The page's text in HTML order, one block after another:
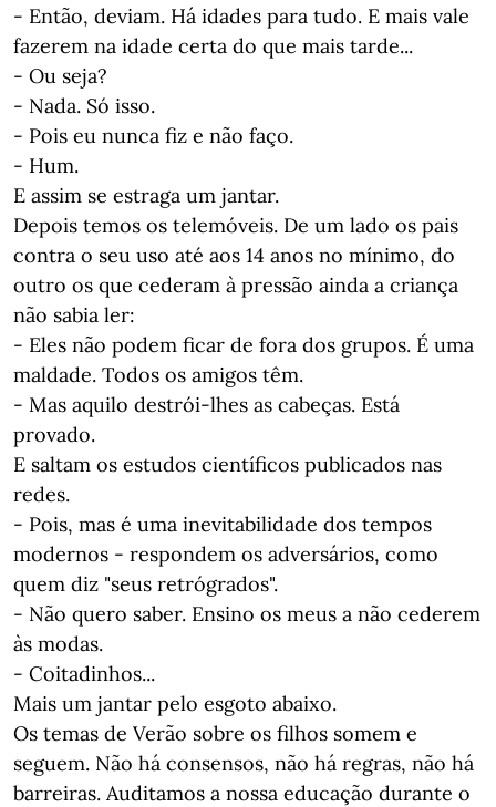
- Então, deviam. Há idades para tudo. E mais vale
fazerem na idade certa do que mais tarde...
- Ou seja?
- Nada. Só isso.
- Pois eu nunca fiz e não faço.
- Hum.
E assim se estraga um jantar.
Depois temos os telemóveis. De um lado os pais
contra o seu uso até aos 14 anos no mínimo, do
outro os que cederam à pressão ainda a criança
não sabia ler:
- Eles não podem ficar de fora dos grupos. É uma
maldade. Todos os amigos têm.
- Mas aquilo destrói-lhes as cabeças. Está
provado.
E saltam os estudos científicos publicados nas
redes.
- Pois, mas é uma inevitabilidade dos tempos
modernos - respondem os adversários, como
quem diz "seus retrógrados".
- Não quero saber. Ensino os meus a não cederem
às modas.
- Coitadinhos...
Mais um jantar pelo esgoto abaixo.
Os temas de Verão sobre os filhos somem e
seguem. Não há consensos, não há regras, não há
barreiras. Auditamos a nossa educação durante o